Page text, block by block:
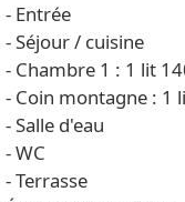
- Entrée
- Séjour / cuisine
- Chambre 1 : 1 lit
- Coin montagne : 1
- Salle d'eau
- WC
- Terrasse